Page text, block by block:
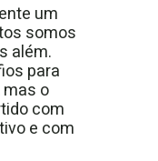
um
somos
além.
para
o
com
e com